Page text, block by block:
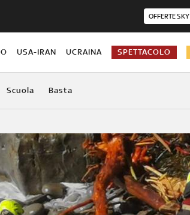
OFFERTE SKY
USA-IRAN UCRAINA SPETTACOLO
Scuola Basta